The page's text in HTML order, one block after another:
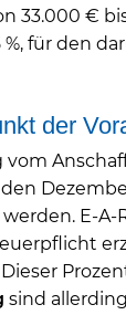
33.000 €
für den
der
E-
sind